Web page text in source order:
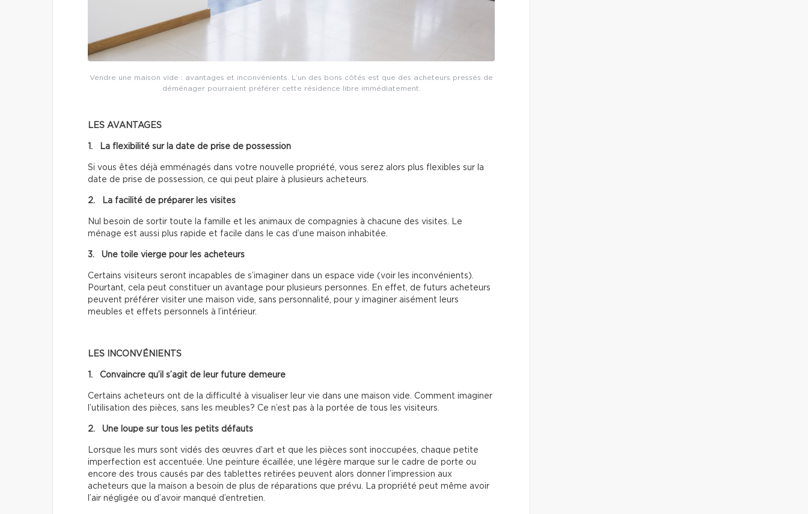
Vendre une maison vide : avantages et inconvénients. L’un des bons côtés est que des acheteurs pressés de
déménager pourraient préférer cette résidence libre immédiatement.
LES AVANTAGES
1. La flexibilité sur la date de prise de possession
Si vous êtes déjà emménagés dans votre nouvelle propriété, vous serez alors plus flexibles sur la
date de prise de possession, ce qui peut plaire à plusieurs acheteurs.
2. La facilité de préparer les visites
Nul besoin de sortir toute la famille et les animaux de compagnies à chacune des visites. Le
ménage est aussi plus rapide et facile dans le cas d’une maison inhabitée.
3. Une toile vierge pour les acheteurs
Certains visiteurs seront incapables de s’imaginer dans un espace vide (voir les inconvénients).
Pourtant, cela peut constituer un avantage pour plusieurs personnes. En effet, de futurs acheteurs
peuvent préférer visiter une maison vide, sans personnalité, pour y imaginer aisément leurs
meubles et effets personnels à l’intérieur.
LES INCONVÉNIENTS
1. Convaincre qu’il s’agit de leur future demeure
Certains acheteurs ont de la difficulté à visualiser leur vie dans une maison vide. Comment imaginer
l’utilisation des pièces, sans les meubles? Ce n’est pas à la portée de tous les visiteurs.
2. Une loupe sur tous les petits défauts
Lorsque les murs sont vidés des œuvres d’art et que les pièces sont inoccupées, chaque petite
imperfection est accentuée. Une peinture écaillée, une légère marque sur le cadre de porte ou
encore des trous causés par des tablettes retirées peuvent alors donner l’impression aux
acheteurs que la maison a besoin de plus de réparations que prévu. La propriété peut même avoir
l’air négligée ou d’avoir manqué d’entretien.